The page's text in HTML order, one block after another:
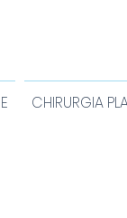
CHIRURGIA